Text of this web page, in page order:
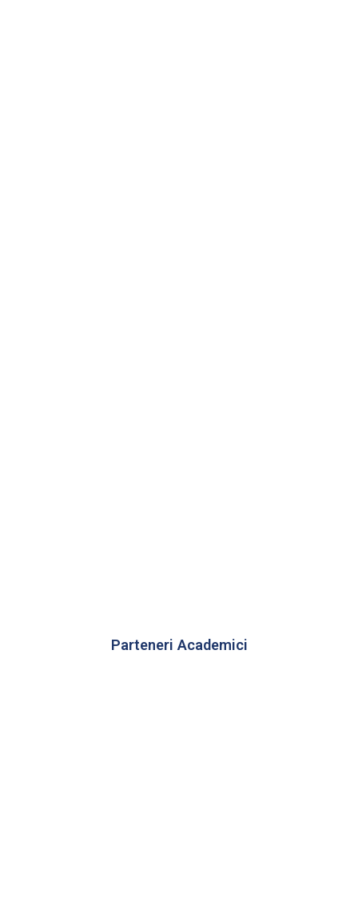
Parteneri Academici